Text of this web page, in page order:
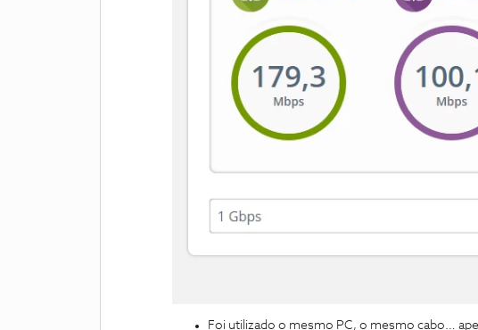
Foi utilizado o mesmo PC, o mesmo cabo…